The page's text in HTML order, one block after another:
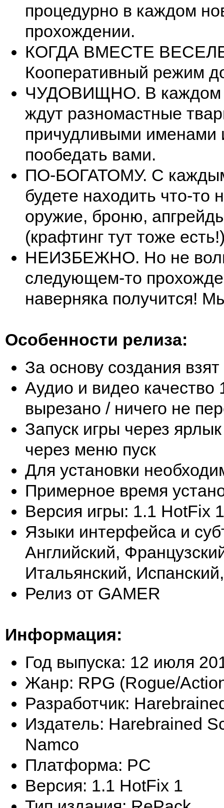
процедурно в каждом
прохождении.
КОГДА ВМЕСТЕ
Кооперативный режим
ЧУДОВИЩНО. В каждом
ждут разномастные
причудливыми именами
пообедать вами.
ПО-БОГАТОМУ. С
будете находить что-то
оружие, броню,
(крафтинг тут тоже
НЕИЗБЕЖНО. Но не
следующем-то
наверняка получится!
Особенности релиза:
За основу создания
Аудио и видео качество
вырезано / ничего не
Запуск игры через
через меню пуск
Для установки
Примерное время
Версия игры: 1.1 HotFix 1
Языки интерфейса и
Английский,
Итальянский,
Релиз от GAMER
Информация:
Год выпуска: 12 июля
Жанр: RPG (Rogue/
Разработчик:
Издатель: Harebrained
Namco
Платформа: РС
Версия: 1.1 HotFix 1